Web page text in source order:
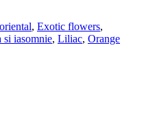
, Exotic flowers,
si iasomnie, Liliac, Orange